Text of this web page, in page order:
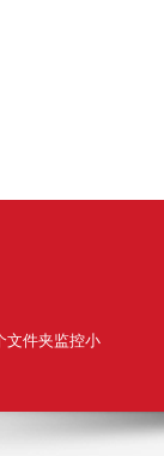
文件夹监控小